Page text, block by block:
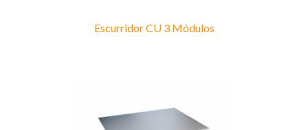
Escurridor CU 3 Módulos